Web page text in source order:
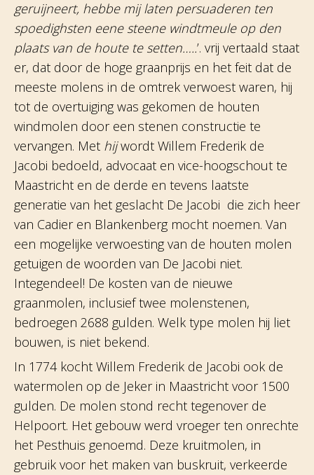
geruijneert, hebbe mij laten persuaderen ten
spoedighsten eene steene windtmeule op den
plaats van de houte te setten…..’. vrij vertaald staat
er, dat door de hoge graanprijs en het feit dat de
meeste molens in de omtrek verwoest waren, hij
tot de overtuiging was gekomen de houten
windmolen door een stenen constructie te
vervangen. Met hijwordt Willem Frederik de
Jacobi bedoeld, advocaat en vice-hoogschout te
Maastricht en de derde en tevens laatste
generatie van het geslacht De Jacobi die zich heer
van Cadier en Blankenberg mocht noemen. Van
een mogelijke verwoesting van de houten molen
getuigen de woorden van De Jacobi niet.
Integendeel! De kosten van de nieuwe
graanmolen, inclusief twee molenstenen,
bedroegen 2688 gulden. Welk type molen hij liet
bouwen, is niet bekend.
In 1774 kocht Willem Frederik de Jacobi ook de
watermolen op de Jeker in Maastricht voor 1500
gulden. De molen stond recht tegenover de
Helpoort. Het gebouw werd vroeger ten onrechte
het Pesthuis genoemd. Deze kruitmolen, in
gebruik voor het maken van buskruit, verkeerde